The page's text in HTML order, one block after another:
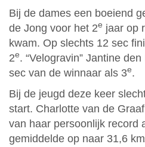
Bij de dames een boeiend
de Jong voor het 2e jaar op
kwam. Op slechts 12 sec
2e. “Velogravin” Jantine
sec van de winnaar als 3e.
Bij de jeugd deze keer
start. Charlotte van de
van haar persoonlijk record
gemiddelde op naar 31,6